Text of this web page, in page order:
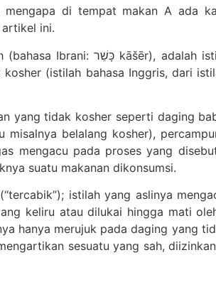
di tempat makan A ada
ini.
(istilah bahasa Inggris, dari
yang tidak kosher seperti daging
belalang kosher),
mengacu pada proses yang
suatu makanan dikonsumsi.
keliru atau dilukai hingga mati
hanya merujuk pada daging yang
sesuatu yang sah,